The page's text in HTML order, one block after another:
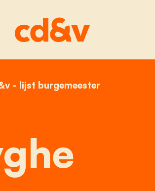
- lijst burgemeester